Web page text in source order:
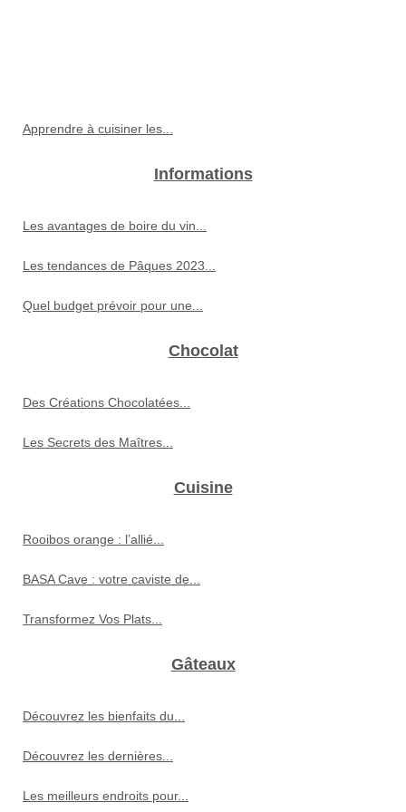
Apprendre à cuisiner les...
Informations
Les avantages de boire du vin...
Les tendances de Pâques 2023...
Quel budget prévoir pour une...
Chocolat
Des Créations Chocolatées...
Les Secrets des Maîtres...
Cuisine
Rooibos orange : l’allié...
BASA Cave : votre caviste de...
Transformez Vos Plats...
Gâteaux
Découvrez les bienfaits du...
Découvrez les dernières...
Les meilleurs endroits pour...